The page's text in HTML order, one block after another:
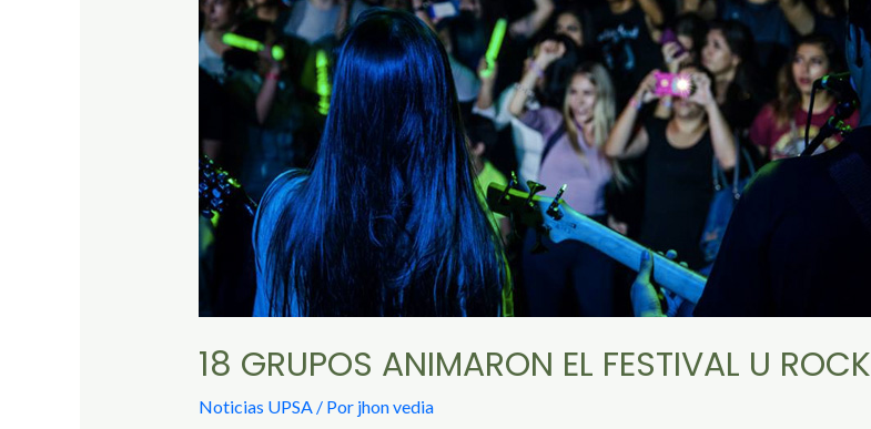
18 GRUPOS ANIMARON EL FESTIVAL U ROCK
Noticias UPSA/ Por jhon vedia